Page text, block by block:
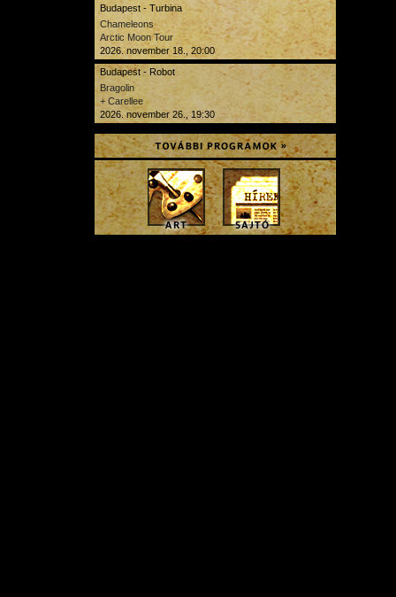
Budapest - Turbina
Chameleons
Arctic Moon Tour
2026. november 18., 20:00
Budapest - Robot
Bragolin
+ Carellee
2026. november 26., 19:30